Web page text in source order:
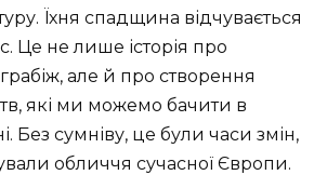
Їхня спадщина відчувається
Це не лише історія про
але й про створення
які ми можемо бачити в
Без сумніву, це були часи змін,
обличчя сучасної Європи.